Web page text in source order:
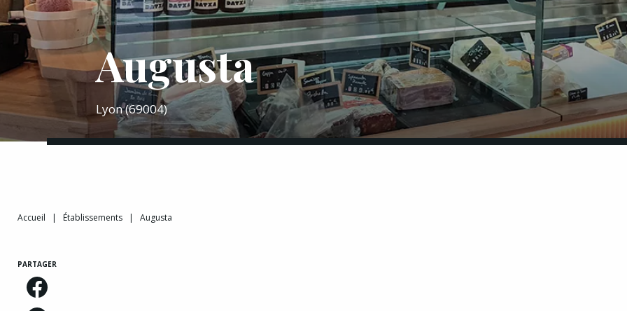
Augusta
Lyon (69004)
Accueil | Établissements | Augusta
PARTAGER